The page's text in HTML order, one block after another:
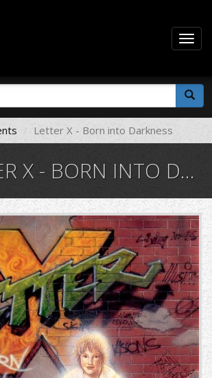
Letter X - Born into Darkness
- BORN INTO DARKNESS